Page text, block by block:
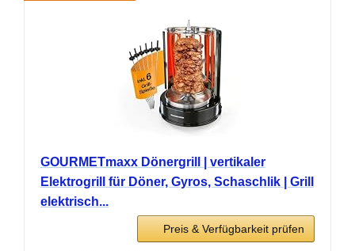
GOURMETmaxx Dönergrill | vertikaler
Elektrogrill für Döner, Gyros, Schaschlik | Grill
elektrisch...
Preis & Verfügbarkeit prüfen